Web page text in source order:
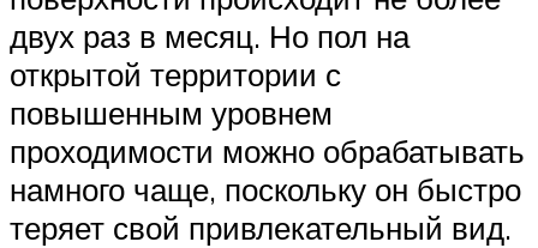
двух раз в месяц. Но пол на
открытой территории с
повышенным уровнем
проходимости можно обрабатывать
намного чаще, поскольку он быстро
теряет свой привлекательный вид.